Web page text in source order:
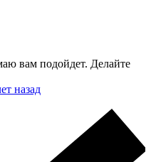
вам подойдет. Делайте
назад